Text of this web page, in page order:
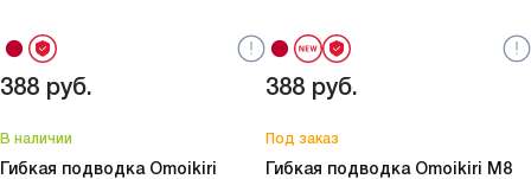
388 руб.
В наличии
Гибкая подводка Omoikiri
388 руб.
Под заказ
Гибкая подводка Omoikiri M8